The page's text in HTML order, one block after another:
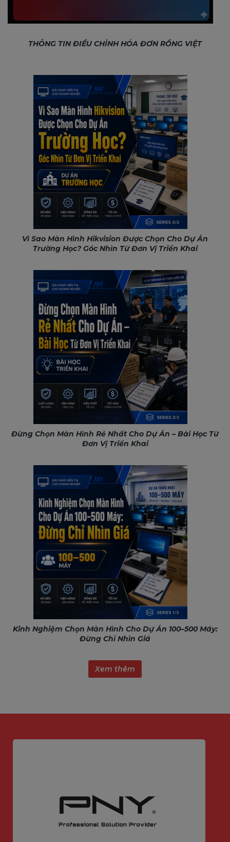
THÔNG TIN ĐIỀU CHỈNH HÓA ĐƠN RỒNG VIỆT
Vì Sao Màn Hình Hikvision Được Chọn Cho Dự Án
Trường Học? Góc Nhìn Từ Đơn Vị Triển Khai
Đừng Chọn Màn Hình Rẻ Nhất Cho Dự Án – Bài Học Từ
Đơn Vị Triển Khai
Kinh Nghiệm Chọn Màn Hình Cho Dự Án 100–500 Máy:
Đừng Chỉ Nhìn Giá
Xem thêm